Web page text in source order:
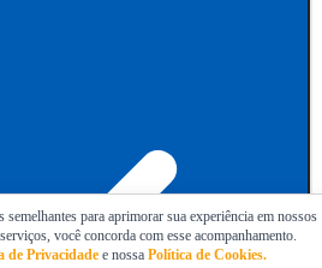
para aprimorar sua experiência em nossos
você concorda com esse acompanhamento.
de Privacidade e nossa Política de Cookies.